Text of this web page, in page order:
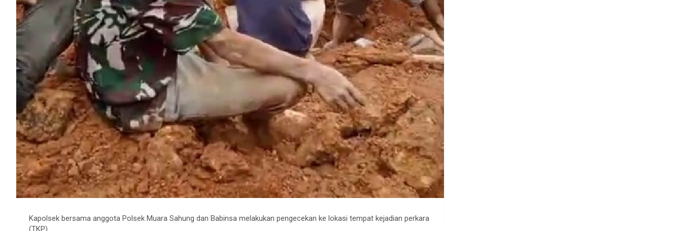
Kapolsek bersama anggota Polsek Muara Sahung dan Babinsa melakukan pengecekan ke lokasi tempat kejadian perkara
(TKP).